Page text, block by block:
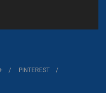
PINTEREST